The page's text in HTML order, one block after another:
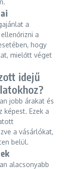
a
a
hogy
mielőtt véget
idejű
jobb árakat és
Ezek a
a vásárlókat,
belül.
alacsonyabb